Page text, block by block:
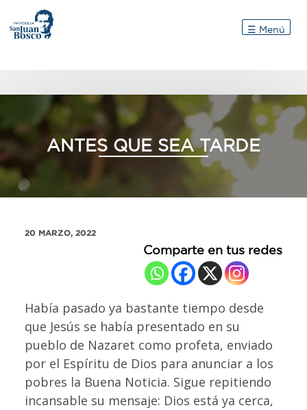
Inicio
☰ Menú
ANTES QUE SEA TARDE
20 MARZO, 2022
Comparte en tus redes
Había pasado ya bastante tiempo desde
que Jesús se había presentado en su
pueblo de Nazaret como profeta, enviado
por el Espíritu de Dios para anunciar a los
pobres la Buena Noticia. Sigue repitiendo
incansable su mensaje: Dios está ya cerca,